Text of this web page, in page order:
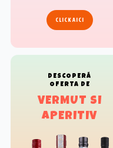
CLICK AICI
DESCOPERĂ
OFERTA DE
VERMUT SI
APERITIV